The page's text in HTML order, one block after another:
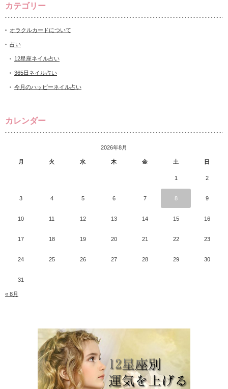
カテゴリー
オラクルカードについて
占い
12星座ネイル占い
365日ネイル占い
今月のハッピーネイル占い
カレンダー
2026年8月
月 火 水 木 金 土 日
1 2
3 4 5 6 7 8 9
10 11 12 13 14 15 16
17 18 19 20 21 22 23
24 25 26 27 28 29 30
31
« 8月